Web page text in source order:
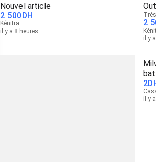
Nouvel article
2 500DH
Kénitra
il y a 8 heures
2
il y
2
il y